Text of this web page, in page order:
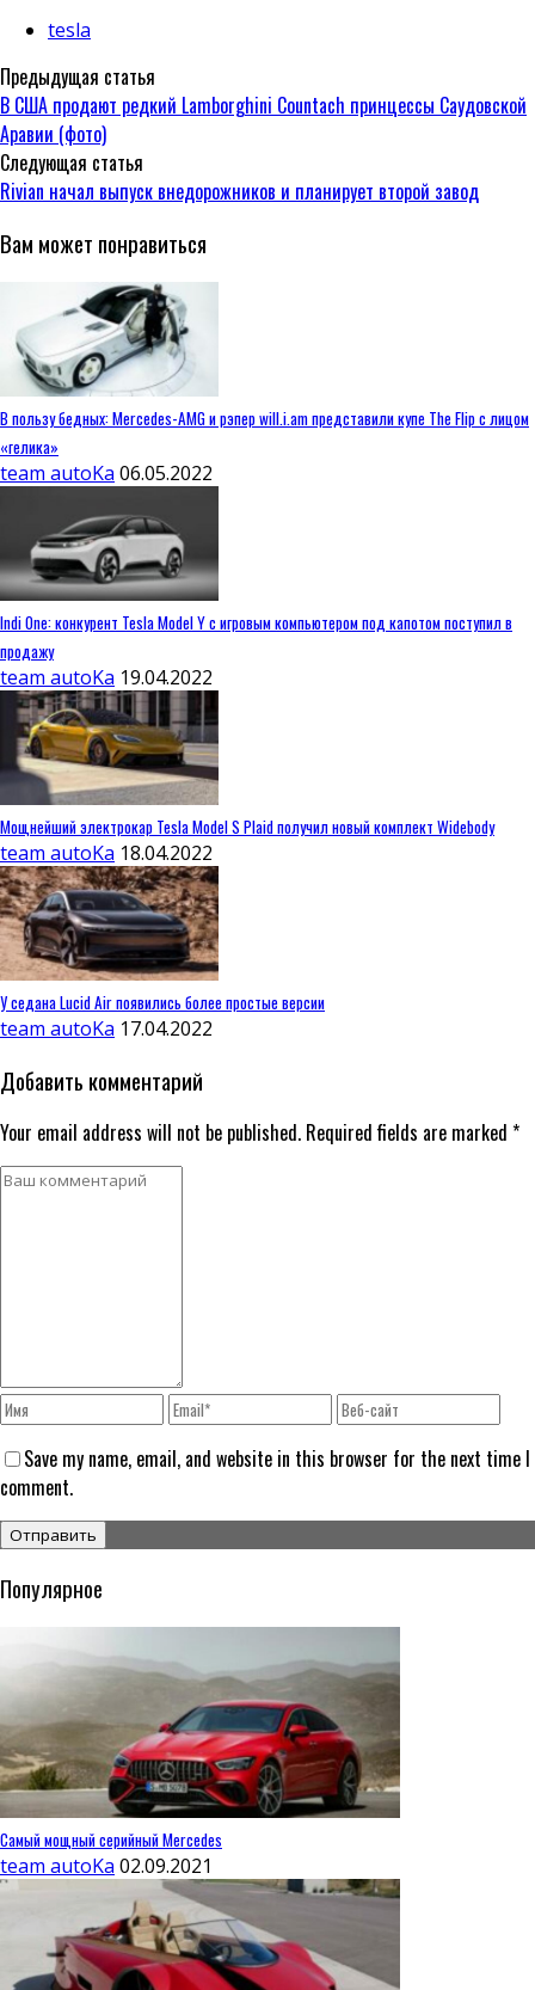
tesla
Предыдущая статья
В США продают редкий Lamborghini Countach принцессы Саудовской
Аравии (фото)
Следующая статья
Rivian начал выпуск внедорожников и планирует второй завод
Вам может понравиться
В пользу бедных: Mercedes-AMG и рэпер will.i.am представили купе The Flip с лицом
«гелика»
team autoKa 06.05.2022
Indi One: конкурент Tesla Model Y с игровым компьютером под капотом поступил в
продажу
team autoKa 19.04.2022
Мощнейший электрокар Tesla Model S Plaid получил новый комплект Widebody
team autoKa 18.04.2022
У седана Lucid Air появились более простые версии
team autoKa 17.04.2022
Добавить комментарий
Your email address will not be published. Required fields are marked *
Save my name, email, and website in this browser for the next time I
comment.
Популярное
Самый мощный серийный Mercedes
team autoKa 02.09.2021